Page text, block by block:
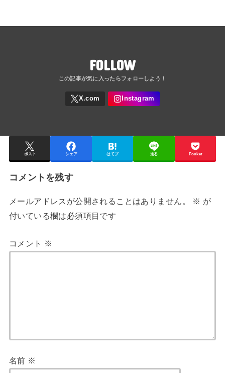
FOLLOW
ポスト シェア はてブ 送る Pocket
コメントを残す
メールアドレスが公開されることはありません。 ※ が
付いている欄は必須項目です
コメント ※
名前 ※